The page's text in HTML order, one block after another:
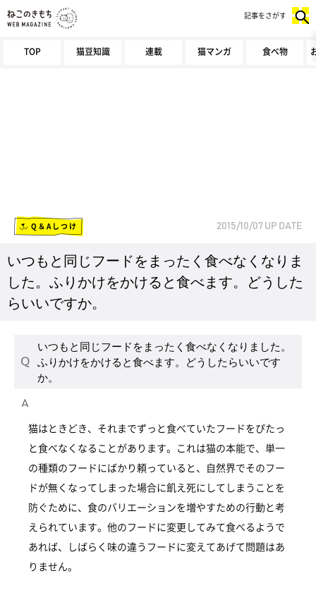
TOP 猫豆知識 連載 猫マンガ 食べ物
記事をさがす
Q＆Aしつけ 2015/10/07 UP DATE
いつもと同じフードをまったく食べなくなりま
した。ふりかけをかけると食べます。どうした
らいいですか。
いつもと同じフードをまったく食べなくなりました。
ふりかけをかけると食べます。どうしたらいいです
か。
猫はときどき、それまでずっと食べていたフードをぴたっ
と食べなくなることがあります。これは猫の本能で、単一
の種類のフードにばかり頼っていると、自然界でそのフー
ドが無くなってしまった場合に飢え死にしてしまうことを
防ぐために、食のバリエーションを増やすための行動と考
えられています。他のフードに変更してみて食べるようで
あれば、しばらく味の違うフードに変えてあげて問題はあ
りません。